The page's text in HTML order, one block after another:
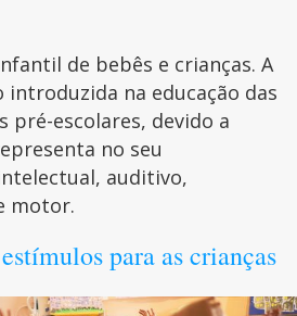
de bebês e crianças. A
introduzida na educação das
pré-escolares, devido a
no seu
auditivo,
motor.
para as crianças